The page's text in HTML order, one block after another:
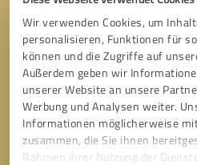
Wir verwenden Cookies, um
personalisieren, Funktionen für
können und die Zugriffe auf
Außerdem geben wir
unserer Website an unsere
Werbung und Analysen weiter.
Informationen möglicherweise
zusammen, die Sie ihnen
Rahmen Ihrer Nutzung der